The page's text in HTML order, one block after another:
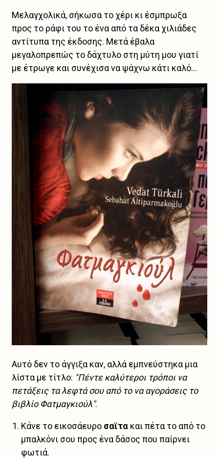
Μελαγχολικά, σήκωσα το χέρι κι έσμπρωξα
προς το ράφι του το ένα από τα δέκα χιλιάδες
αντίτυπα της έκδοσης. Μετά έβαλα
μεγαλοπρεπώς το δάχτυλο στη μύτη μου γιατί
με έτρωγε και συνέχισα να ψάχνω κάτι καλό...
Αυτό δεν το άγγιξα καν, αλλά εμπνεύστηκα μια
λίστα με τίτλο: "Πέντε καλύτεροι τρόποι να
πετάξεις τα λεφτά σου από το να αγοράσεις το
βιβλίο Φατμαγκιούλ".
Κάνε το εικοσάευρο σαϊτα και πέτα το από το
μπαλκόνι σου προς ένα δάσος που παίρνει
φωτιά.